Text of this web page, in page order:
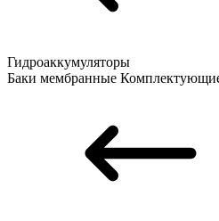
Гидроаккумуляторы
Баки мембранные